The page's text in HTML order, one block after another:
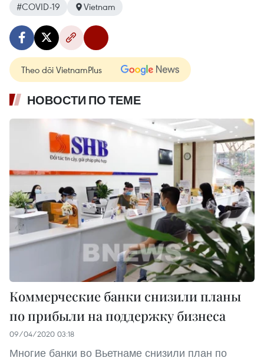
#COVID-19 Vietnam
Theo dõi VietnamPlus
НОВОСТИ ПО ТЕМЕ
Коммерческие банки снизили планы
по прибыли на поддержку бизнеса
09/04/2020 03:18
Многие банки во Вьетнаме снизили план по